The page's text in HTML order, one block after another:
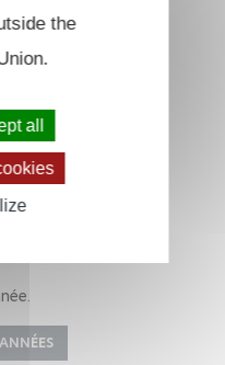
les publications
the
all